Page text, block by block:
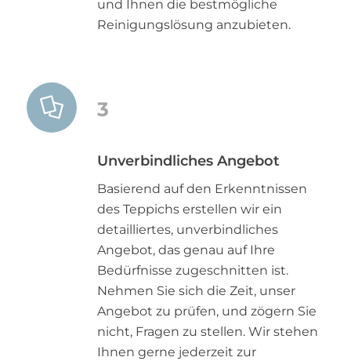
und Ihnen die bestmögliche
Reinigungslösung anzubieten.
3
Unverbindliches Angebot
Basierend auf den Erkenntnissen
des Teppichs erstellen wir ein
detailliertes, unverbindliches
Angebot, das genau auf Ihre
Bedürfnisse zugeschnitten ist.
Nehmen Sie sich die Zeit, unser
Angebot zu prüfen, und zögern Sie
nicht, Fragen zu stellen. Wir stehen
Ihnen gerne jederzeit zur